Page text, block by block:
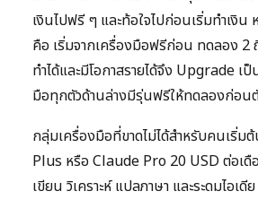
เงินไปฟรี ๆ และท้อใจไปก่อนเริ่มทำเงิน
คือ เริ่มจากเครื่องมือฟรีก่อน ทดลอง 2
ทำได้และมีโอกาสรายได้จึง Upgrade เ
มือทุกตัวด้านล่างมีรุ่นฟรีให้ทดลองก่อน
กลุ่มเครื่องมือที่ขาดไม่ได้สำหรับคนเริ่ม
Plus หรือ Claude Pro 20 USD ต่อเดื
เขียน วิเคราะห์ แปลภาษา และระดมไอ